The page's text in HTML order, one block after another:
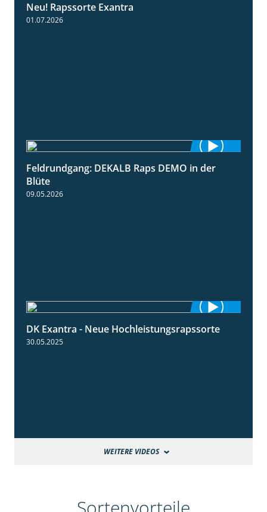
Neu! Rapssorte Exantra
01.07.2026
2:37
Feldrundgang: DEKALB Raps DEMO in der
Blüte
09.05.2026
2:15
DK Exantra - Neue Hochleistungsrapssorte
30.05.2025
WEITERE VIDEOS